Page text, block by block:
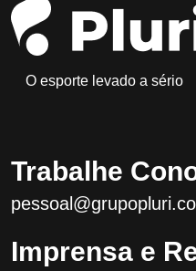
O esporte levado a sério
Trabalhe
Imprensa e